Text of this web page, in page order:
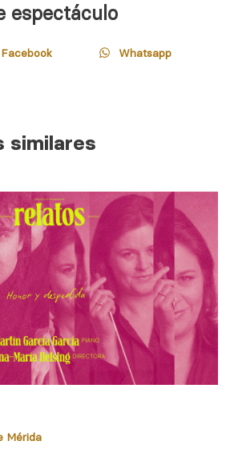
espectáculo
Facebook Whatsapp
similares
Mérida